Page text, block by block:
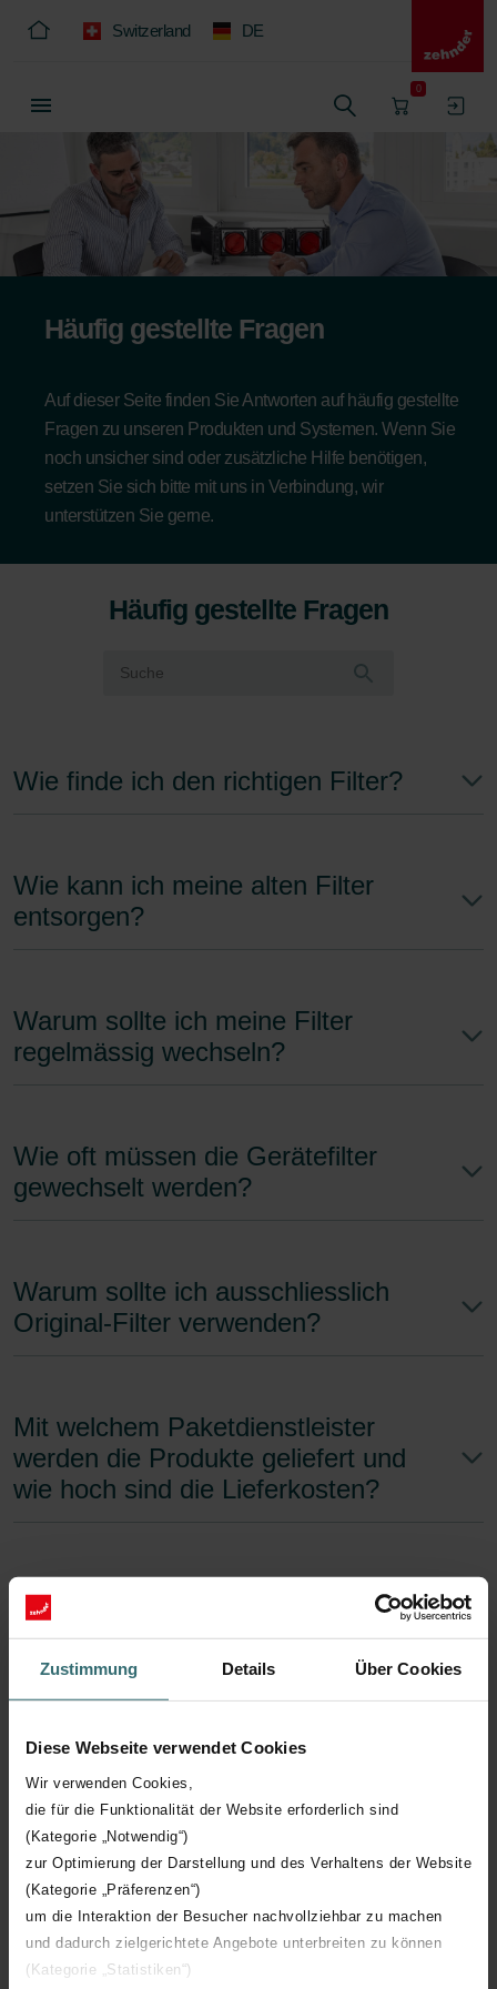
Zustimmung Details Über Cookies
Diese Webseite verwendet Cookies
Wir verwenden Cookies,
die für die Funktionalität der Website erforderlich sind
(Kategorie „Notwendig“)
zur Optimierung der Darstellung und des Verhaltens der Website
(Kategorie „Präferenzen“)
um die Interaktion der Besucher nachvollziehbar zu machen
und dadurch zielgerichtete Angebote unterbreiten zu können
(Kategorie „Statistiken“)
Switzerland DE
0
Auf dieser Seite finden Sie Antworten auf häufig gestellte
Fragen zu unseren Produkten und Systemen. Wenn Sie
noch unsicher sind oder zusätzliche Hilfe benötigen,
setzen Sie sich bitte mit uns in Verbindung, wir
unterstützen Sie gerne.
Häufig gestellte Fragen
Häufig gestellte Fragen
Wie finde ich den richtigen Filter?
Wie kann ich meine alten Filter
entsorgen?
Warum sollte ich meine Filter
regelmässig wechseln?
Wie oft müssen die Gerätefilter
gewechselt werden?
Warum sollte ich ausschliesslich
Original-Filter verwenden?
Mit welchem Paketdienstleister
werden die Produkte geliefert und
wie hoch sind die Lieferkosten?
Meine Lieferung ist nicht
angekommen, was soll ich tun?
Wie melde ich mich an?
Wie kann ich mich registrieren?